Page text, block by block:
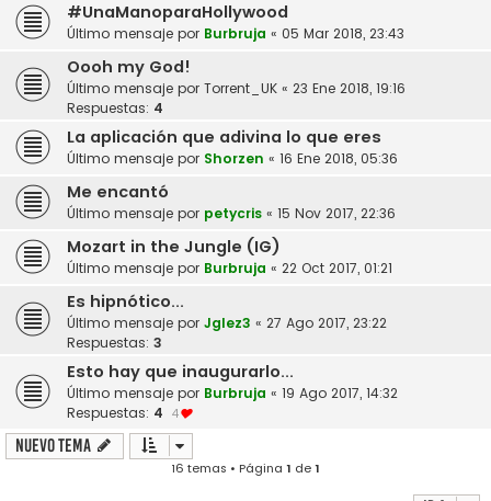
#UnaManoparaHollywood
Último mensaje por Burbruja « 05 Mar 2018, 23:43
Oooh my God!
Último mensaje por Torrent_UK « 23 Ene 2018, 19:16
Respuestas: 4
La aplicación que adivina lo que eres
Último mensaje por Shorzen « 16 Ene 2018, 05:36
Me encantó
Último mensaje por petycris « 15 Nov 2017, 22:36
Mozart in the Jungle (IG)
Último mensaje por Burbruja « 22 Oct 2017, 01:21
Es hipnótico...
Último mensaje por Jglez3 « 27 Ago 2017, 23:22
Respuestas: 3
Esto hay que inaugurarlo...
Último mensaje por Burbruja « 19 Ago 2017, 14:32
Respuestas: 4 4
Nuevo Tema
16 temas • Página 1 de1